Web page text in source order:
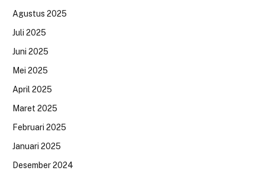
Agustus 2025
Juli 2025
Juni 2025
Mei 2025
April 2025
Maret 2025
Februari 2025
Januari 2025
Desember 2024